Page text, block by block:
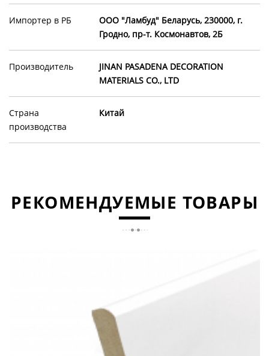
Импортер в РБ
OOO "Ламбуд" Беларусь, 230000, г.
Гродно, пр-т. Космонавтов, 2Б
Производитель
JINAN PASADENA DECORATION
MATERIALS CO., LTD
Страна
производства
Китай
РЕКОМЕНДУЕМЫЕ ТОВАРЫ